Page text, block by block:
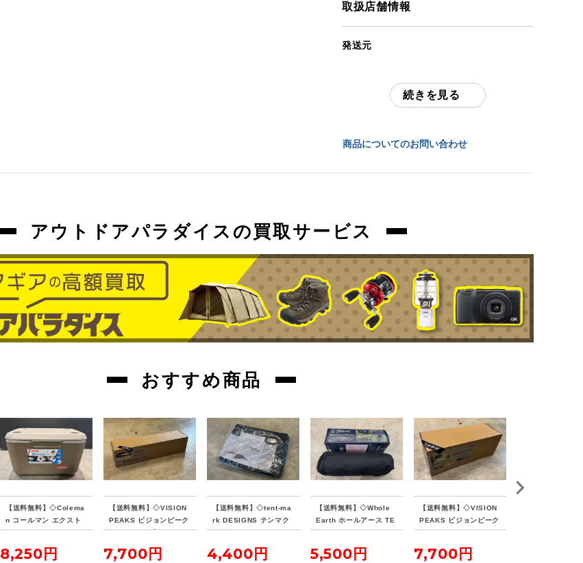
取扱店舗情報
発送元
続きを見る
商品についてのお問い合わせ
アウトドアパラダイスの買取サービス
おすすめ商品
【送料無料】◇Colema
n コールマン エクスト
リームクーラー 70QT
8,250円
【送料無料】◇VISION
PEAKS ビジョンピーク
ス ファイアプレイス TC
7,700円
【送料無料】◇tent-ma
rk DESIGNS テンマク
デザイン サーカスイン
4,400円
【送料無料】◇Whole
Earth ホールアース TE
NKU COT テンクウコッ
5,500円
【送料無料】◇VISION
PEAKS ビジョンピーク
ス TCバタフライシェル
7,700円